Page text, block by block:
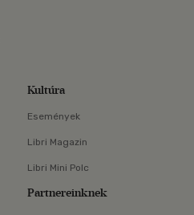
Kultúra
Események
Libri Magazin
Libri Mini Polc
Partnereinknek